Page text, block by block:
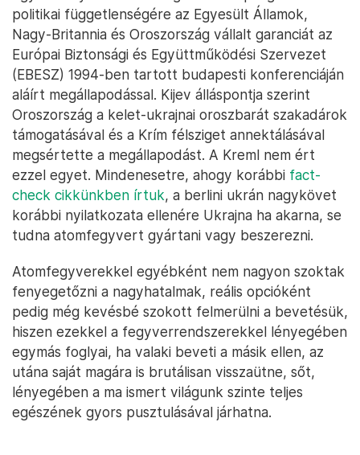
politikai függetlenségére az Egyesült Államok,
Nagy-Britannia és Oroszország vállalt garanciát az
Európai Biztonsági és Együttműködési Szervezet
(EBESZ) 1994-ben tartott budapesti konferenciáján
aláírt megállapodással. Kijev álláspontja szerint
Oroszország a kelet-ukrajnai oroszbarát szakadárok
támogatásával és a Krím félsziget annektálásával
megsértette a megállapodást. A Kreml nem ért
ezzel egyet. Mindenesetre, ahogy korábbi fact-
check cikkünkben írtuk, a berlini ukrán nagykövet
korábbi nyilatkozata ellenére Ukrajna ha akarna, se
tudna atomfegyvert gyártani vagy beszerezni.
Atomfegyverekkel egyébként nem nagyon szoktak
fenyegetőzni a nagyhatalmak, reális opcióként
pedig még kevésbé szokott felmerülni a bevetésük,
hiszen ezekkel a fegyverrendszerekkel lényegében
egymás foglyai, ha valaki beveti a másik ellen, az
utána saját magára is brutálisan visszaütne, sőt,
lényegében a ma ismert világunk szinte teljes
egészének gyors pusztulásával járhatna.